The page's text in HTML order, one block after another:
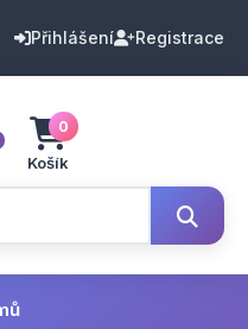
Přihlášení Registrace
0
Košík